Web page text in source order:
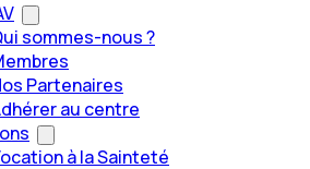
sommes-nous ?
Partenaires
au centre
à la Sainteté